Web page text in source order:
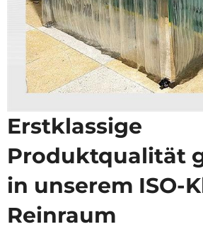
Erstklassige
Produktqualität
in unserem ISO-
Reinraum